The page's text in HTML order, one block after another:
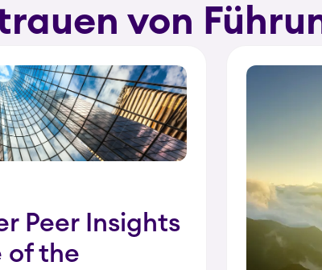
von
Peer Insights
of the